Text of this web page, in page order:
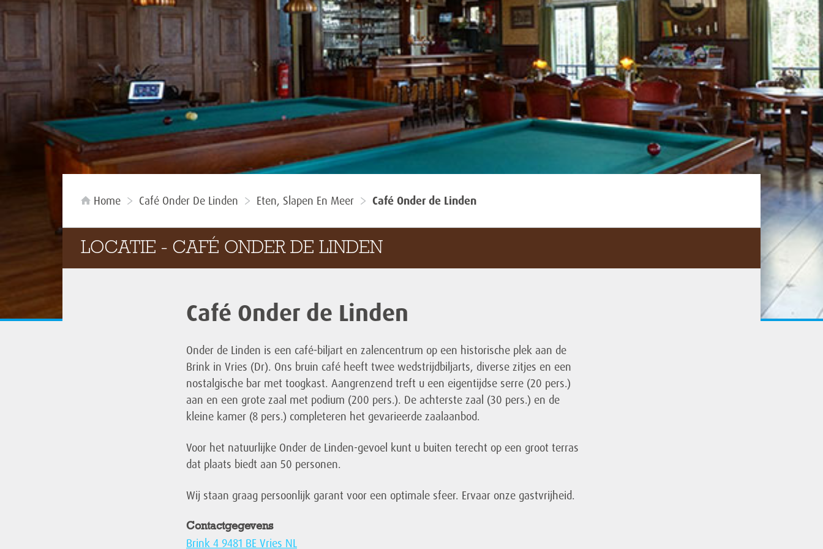
Home Café Onder De Linden Eten, Slapen En Meer Café Onder de Linden
LOCATIE - CAFÉ ONDER DE LINDEN
Café Onder de Linden
Onder de Linden is een café-biljart en zalencentrum op een historische plek aan de
Brink in Vries (Dr). Ons bruin café heeft twee wedstrijdbiljarts, diverse zitjes en een
nostalgische bar met toogkast. Aangrenzend treft u een eigentijdse serre (20 pers.)
aan en een grote zaal met podium (200 pers.). De achterste zaal (30 pers.) en de
kleine kamer (8 pers.) completeren het gevarieerde zaalaanbod.
Voor het natuurlijke Onder de Linden-gevoel kunt u buiten terecht op een groot terras
dat plaats biedt aan 50 personen.
Wij staan graag persoonlijk garant voor een optimale sfeer. Ervaar onze gastvrijheid.
Contactgegevens
Brink 4 9481 BE Vries NL